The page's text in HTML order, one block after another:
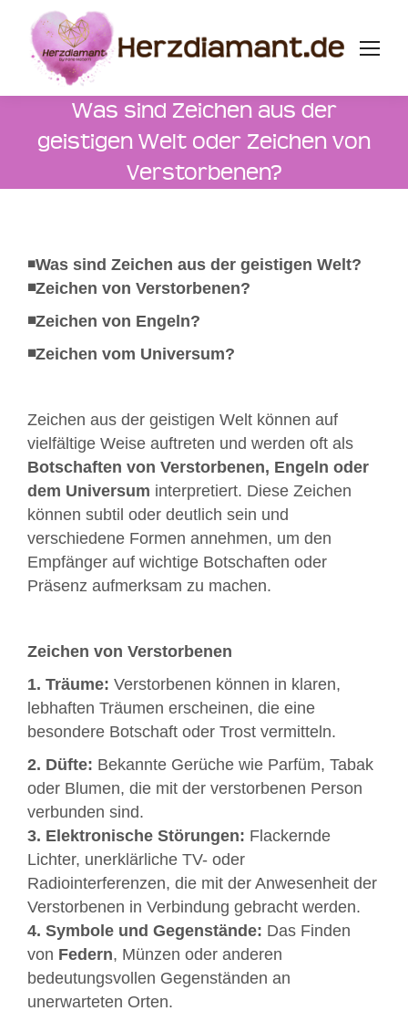
Was sind Zeichen aus der
geistigen Welt oder Zeichen von
Verstorbenen?
◾️Was sind Zeichen aus der geistigen Welt?
◾️Zeichen von Verstorbenen?
◾️Zeichen von Engeln?
◾️Zeichen vom Universum?
Zeichen aus der geistigen Welt können auf
vielfältige Weise auftreten und werden oft als
Botschaften von Verstorbenen, Engeln oder
dem Universum interpretiert. Diese Zeichen
können subtil oder deutlich sein und
verschiedene Formen annehmen, um den
Empfänger auf wichtige Botschaften oder
Präsenz aufmerksam zu machen.
Zeichen von Verstorbenen
1. Träume: Verstorbenen können in klaren,
lebhaften Träumen erscheinen, die eine
besondere Botschaft oder Trost vermitteln.
2. Düfte: Bekannte Gerüche wie Parfüm, Tabak
oder Blumen, die mit der verstorbenen Person
verbunden sind.
3. Elektronische Störungen: Flackernde
Lichter, unerklärliche TV- oder
Radiointerferenzen, die mit der Anwesenheit der
Verstorbenen in Verbindung gebracht werden.
4. Symbole und Gegenstände: Das Finden
von Federn, Münzen oder anderen
bedeutungsvollen Gegenständen an
unerwarteten Orten.